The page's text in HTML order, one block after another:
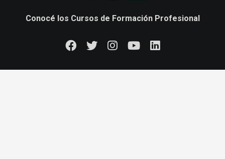
Conocé los Cursos de Formación Profesional